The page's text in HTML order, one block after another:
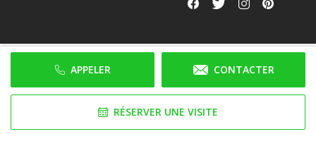
APPELER CONTACTER
RÉSERVER UNE VISITE